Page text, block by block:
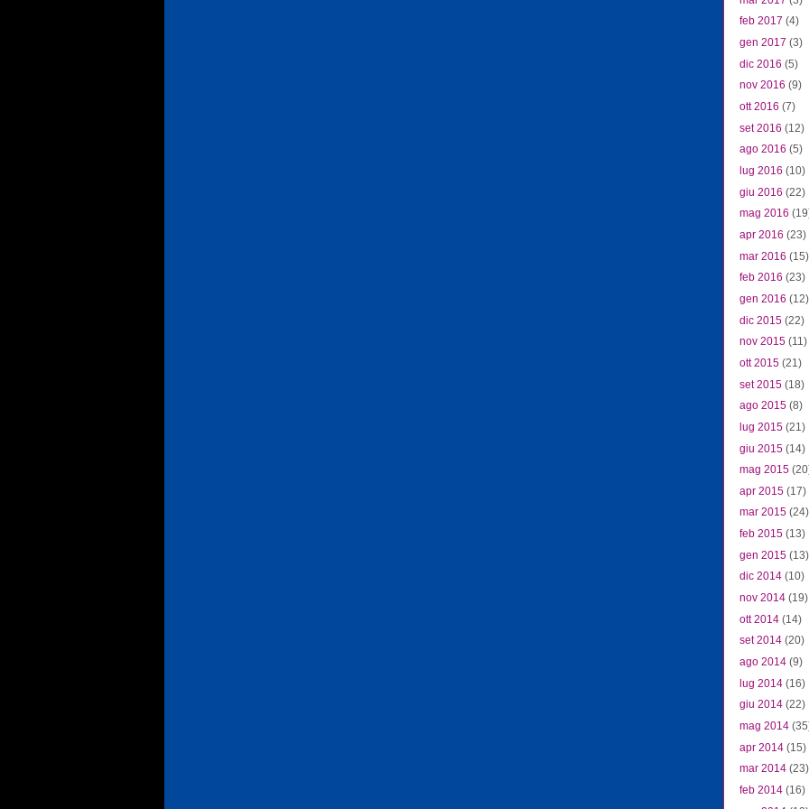
feb 2017 (4)
gen 2017 (3)
dic 2016 (5)
nov 2016 (9)
ott 2016 (7)
set 2016 (12)
ago 2016 (5)
lug 2016 (10)
giu 2016 (22)
mag 2016
apr 2016 (23)
mar 2016 (15)
feb 2016 (23)
gen 2016 (12)
dic 2015 (22)
nov 2015 (11)
ott 2015 (21)
set 2015 (18)
ago 2015 (8)
lug 2015 (21)
giu 2015 (14)
mag 2015
apr 2015 (17)
mar 2015 (24)
feb 2015 (13)
gen 2015 (13)
dic 2014 (10)
nov 2014 (19)
ott 2014 (14)
set 2014 (20)
ago 2014 (9)
lug 2014 (16)
giu 2014 (22)
mag 2014
apr 2014 (15)
mar 2014 (23)
feb 2014 (16)